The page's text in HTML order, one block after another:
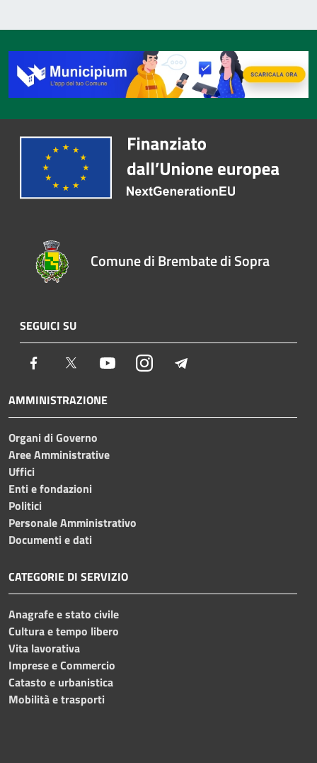
Comune di Brembate di Sopra
SEGUICI SU
Facebook Twitter YoutubeInstagram
AMMINISTRAZIONE
Organi di Governo
Aree Amministrative
Uffici
Enti e fondazioni
Politici
Personale Amministrativo
Documenti e dati
CATEGORIE DI SERVIZIO
Anagrafe e stato civile
Cultura e tempo libero
Vita lavorativa
Imprese e Commercio
Catasto e urbanistica
Mobilità e trasporti